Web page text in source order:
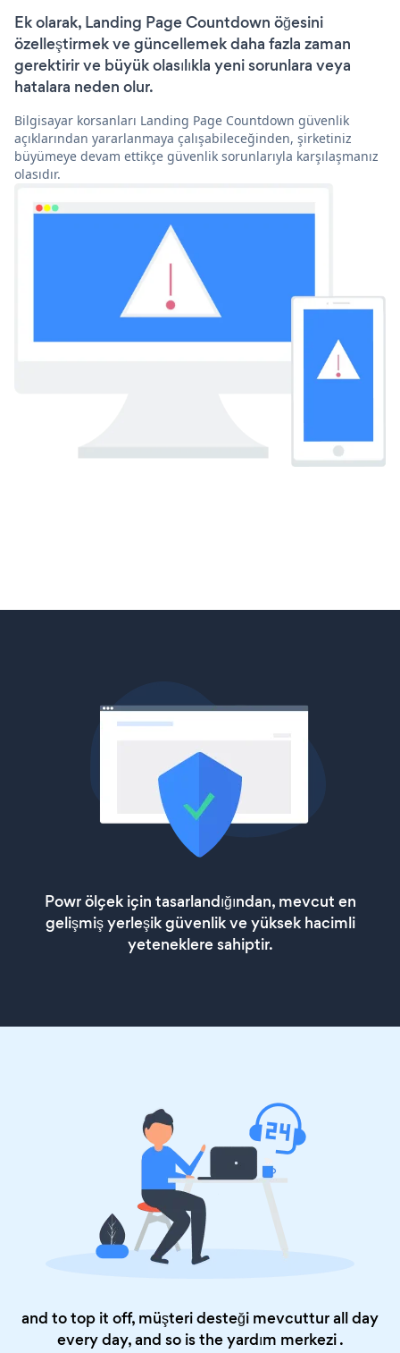
Ek olarak, Landing Page Countdown öğesini
özelleştirmek ve güncellemek daha fazla zaman
gerektirir ve büyük olasılıkla yeni sorunlara veya
hatalara neden olur.
Bilgisayar korsanları Landing Page Countdown güvenlik
açıklarından yararlanmaya çalışabileceğinden, şirketiniz
büyümeye devam ettikçe güvenlik sorunlarıyla karşılaşmanız
olasıdır.
Powr ölçek için tasarlandığından, mevcut en
gelişmiş yerleşik güvenlik ve yüksek hacimli
yeteneklere sahiptir.
and to top it off, müşteri desteği mevcuttur all day
every day, and so is theyardım merkezi.